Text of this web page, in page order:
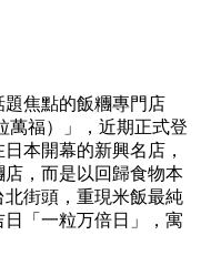
焦點的飯糰專門店
萬福）」，近期正式登
本開幕的新興名店，
，而是以回歸食物本
街頭，重現米飯最純
「一粒万倍日」，寓